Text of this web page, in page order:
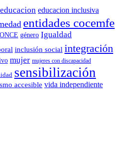
educacion educacion inclusiva
entidades cocemfe
género Igualdad
inclusión social integración
mujer mujeres con discapacidad
sensibilización
accesible vida independiente